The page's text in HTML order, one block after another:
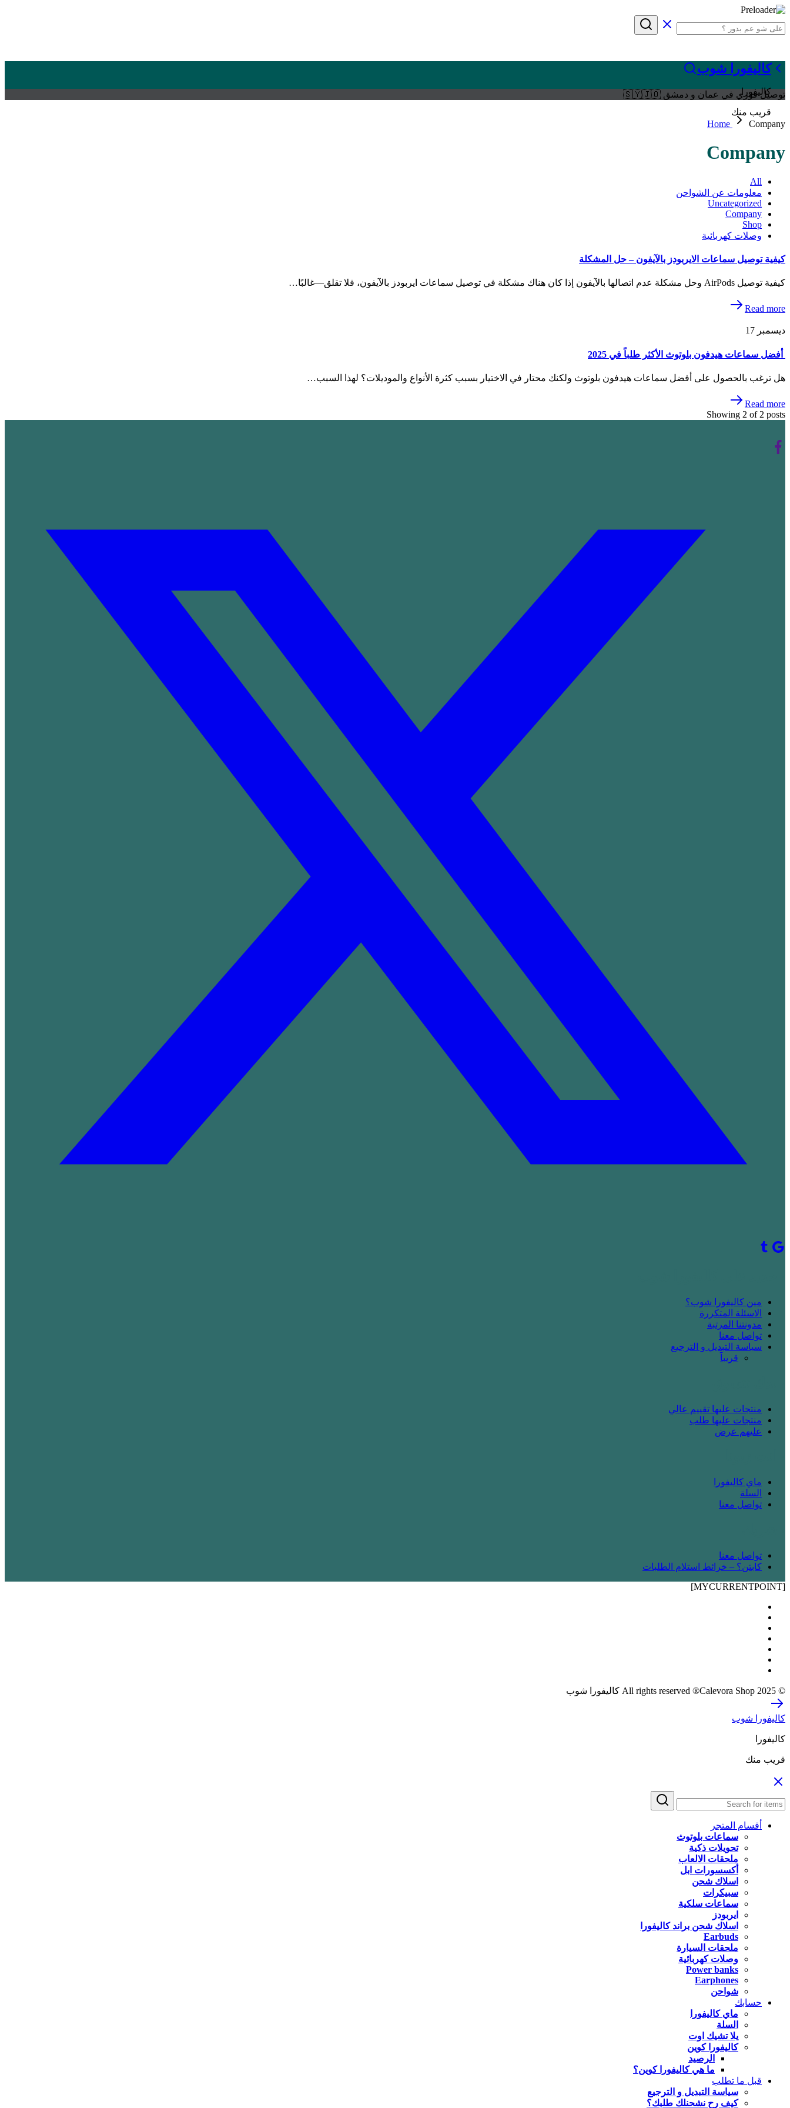
كاليفورا شوب
كاليفورا
قريب منك
توصيل فوري في عمان و دمشق 🇸🇾🇯🇴
Home Company
Company
All
معلومات عن الشواحن
Uncategorized
Company
Shop
وصلات كهربائية
كيفية توصيل سماعات الايربودز بالآيفون – حل المشكلة
كيفية توصيل AirPods وحل مشكلة عدم اتصالها بالآيفون إذا كان هناك مشكلة في توصيل سماعات ايربودز بالآيفون، فلا تقلق—غالبًا…
Read more
ديسمبر 17
أفضل سماعات هيدفون بلوتوث الأكثر طلباً في 2025
هل ترغب بالحصول على أفضل سماعات هيدفون بلوتوث ولكنك محتار في الاختيار بسبب كثرة الأنواع والموديلات؟ لهذا السبب…
Read more
Showing 2 of 2 posts
مين كاليفورا شوب؟
الاسئلة المتكررة
مدونتنا المرتبة
تواصل معنا
سياسة التبديل و الترجيع
قريباََ
منتجات عليها تقييم عالي
منتجات عليها طلب
عليهم عرض
ماي كاليفورا
السلة
تواصل معنا
تواصل معنا
كابتن؟ – خرائط استلام الطلبات
[MYCURRENTPOINT]
© 2025 All rights reserved ®Calevora Shop كاليفورا شوب
كاليفورا شوب
كاليفورا
قريب منك
أقسام المتجر
سماعات بلوتوث
تحويلات ذكية
ملحقات الالعاب
أكسسورات ابل
اسلاك شحن
سبيكرات
سماعات سلكية
ايربودز
اسلاك شحن براند كاليفورا
Earbuds
ملحقات السيارة
وصلات كهربائية
Power banks
Earphones
شواحن
حسابك
ماي كاليفورا
السلة
يلا تشيك اوت
كاليفورا كوين
الرصيد
ما هي كاليفورا كوين؟
قبل ما تطلب
سياسة التبديل و الترجيع
كيف رح نشحنلك طلبك؟